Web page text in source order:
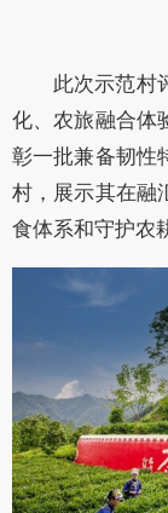
此次示范村
化、农旅融合体
彰一批兼备韧性
村，展示其在融
食体系和守护农